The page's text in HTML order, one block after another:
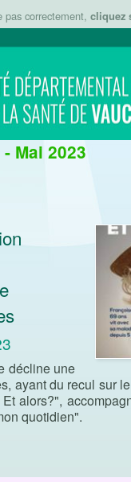
pas correctement, cliquez
- Mai 2023
décline une
ayant du recul sur
alors?",
quotidien".